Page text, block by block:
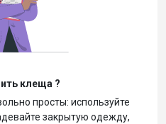
клеща ?
просты: используйте
закрытую одежду,